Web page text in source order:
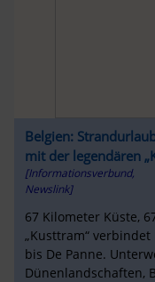
Belgien:
mit der legendären
[Informationsverbund,
Newslink]
67 Kilometer Küste,
„Kusttram“
bis De Panne.
Dünenlandschaften,